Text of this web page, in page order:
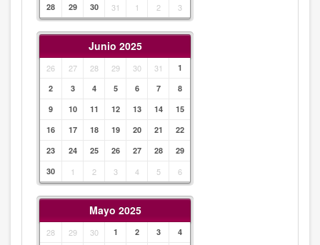
28
29 30 31 1 2 3
Junio 2025
26 27 28 29 30 31
1
2
3 4 5 6 7
8
9
10 11 12 13 14
15
16
17 18 19 20 21
22
23
24 25 26 27 28
29
30
1 2 3 4 5 6
Mayo 2025
28 29 30 1 2 3 4